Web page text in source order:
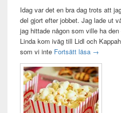
Idag var det en bra dag trots att
del gjort efter jobbet. Jag lade ut
jag hittade någon som ville ha
Linda kom iväg till Lidl och
som vi inte Fortsätt läsa Idag var
→